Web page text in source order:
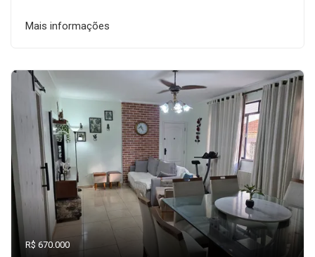
Mais informações
R$ 670.000